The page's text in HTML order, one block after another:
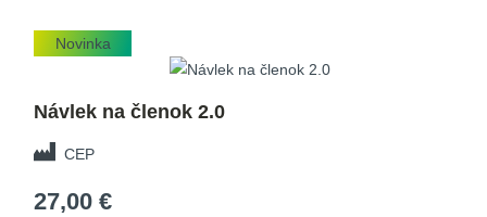
Novinka
Návlek na členok 2.0
CEP
27,00 €